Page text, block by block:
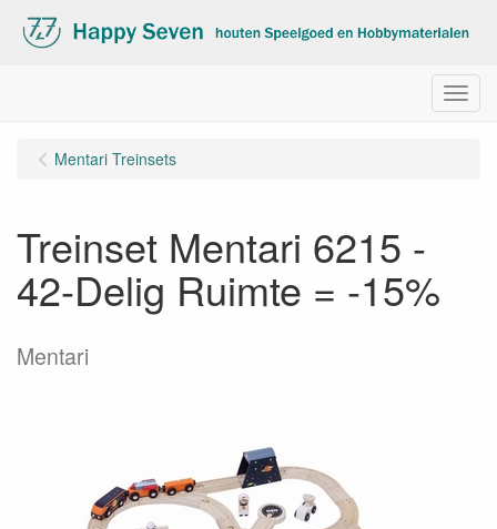
Menu
Mentari Treinsets
Treinset Mentari 6215 -
42-Delig Ruimte = -15%
Mentari